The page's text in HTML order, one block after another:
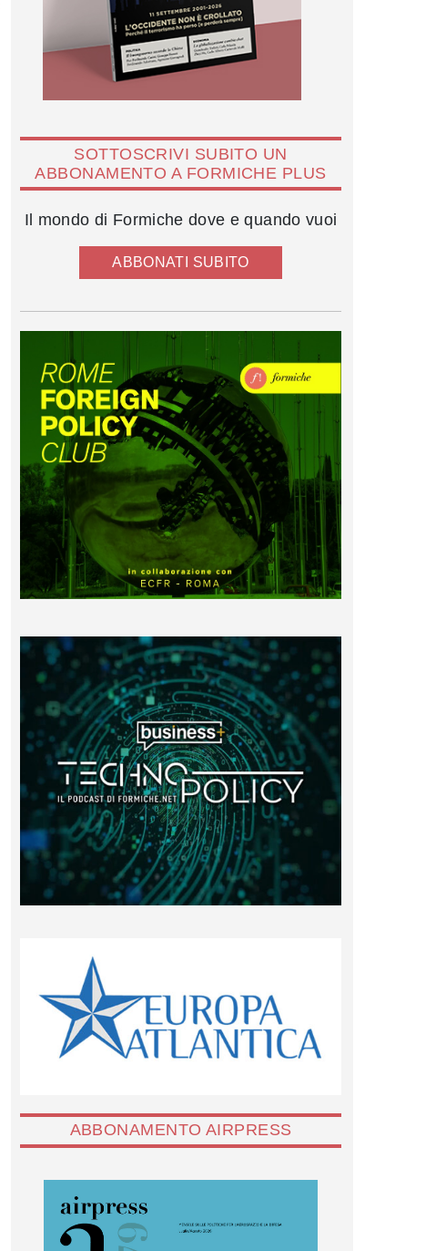
SOTTOSCRIVI SUBITO UN
ABBONAMENTO A FORMICHE PLUS
Il mondo di Formiche dove e quando vuoi
ABBONATI SUBITO
ABBONAMENTO AIRPRESS